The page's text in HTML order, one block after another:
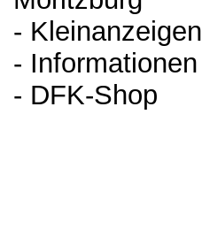
- Kleinanzeigen
- Informationen
- DFK-Shop